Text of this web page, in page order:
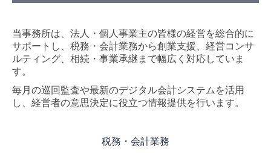
採用情報
スタッフインタビュー
当事務所は、法人・個人事業主の皆様の経営を総合的に
サポートし、税務・会計業務から創業支援、経営コンサ
ルティング、相続・事業承継まで幅広く対応していま
す。
毎月の巡回監査や最新のデジタル会計システムを活用
し、経営者の意思決定に役立つ情報提供を行います。
税務・会計業務